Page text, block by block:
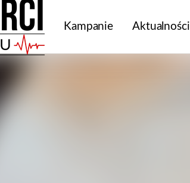
Kampanie Aktualności